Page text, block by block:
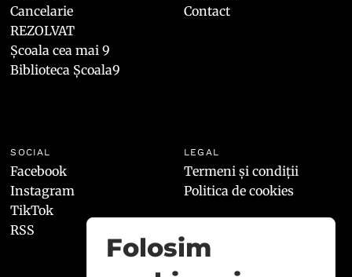
Cancelarie
REZOLVAT
Școala cea mai 9
Biblioteca Școala9
Contact
SOCIAL
Facebook
Instagram
TikTok
RSS
LEGAL
Termeni și condiții
Politica de cookies
Folosim